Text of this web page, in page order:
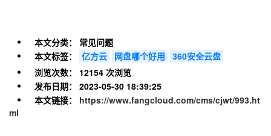
本文分类：
常见问题
本文标签：
亿方云 网盘哪个好用
360安全云盘
浏览次数：
12154 次浏览
发布日期：
2023-05-30 18:39:25
本文链接：
https://www.fangcloud.com/cms/cjwt/993.ht
ml